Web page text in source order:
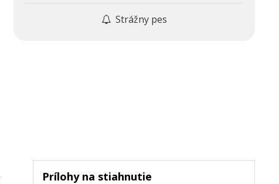
Strážny pes
Prílohy na stiahnutie